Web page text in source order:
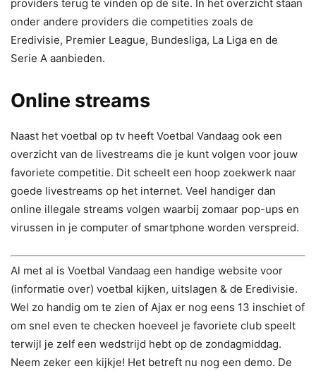
providers terug te vinden op de site. In het overzicht staan
onder andere providers die competities zoals de
Eredivisie, Premier League, Bundesliga, La Liga en de
Serie A aanbieden.
Online streams
Naast het voetbal op tv heeft Voetbal Vandaag ook een
overzicht van de livestreams die je kunt volgen voor jouw
favoriete competitie. Dit scheelt een hoop zoekwerk naar
goede livestreams op het internet. Veel handiger dan
online illegale streams volgen waarbij zomaar pop-ups en
virussen in je computer of smartphone worden verspreid.
Al met al is Voetbal Vandaag een handige website voor
(informatie over) voetbal kijken, uitslagen & de Eredivisie.
Wel zo handig om te zien of Ajax er nog eens 13 inschiet of
om snel even te checken hoeveel je favoriete club speelt
terwijl je zelf een wedstrijd hebt op de zondagmiddag.
Neem zeker een kijkje! Het betreft nu nog een demo. De